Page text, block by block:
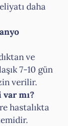
daha
ve
7-10 gün
verilir.
mı?
hastalıkta